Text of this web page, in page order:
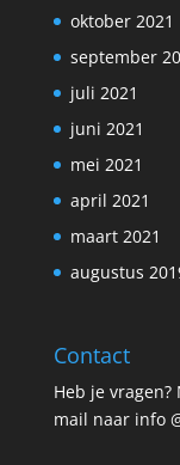
oktober 2021
september
juli 2021
juni 2021
mei 2021
april 2021
maart 2021
augustus
Contact
Heb je
mail naar info